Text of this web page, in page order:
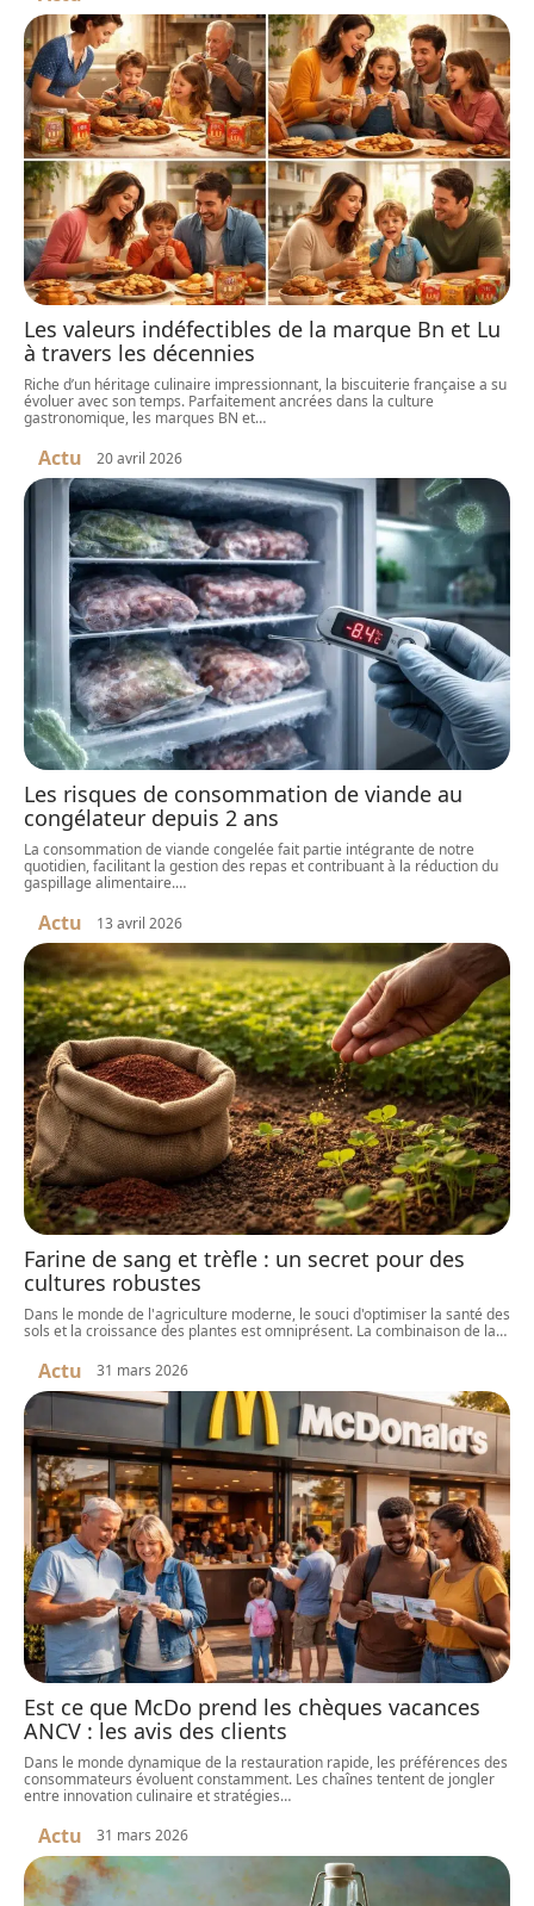
Les valeurs indéfectibles de la marque Bn et Lu
à travers les décennies
Riche d’un héritage culinaire impressionnant, la biscuiterie française a su
évoluer avec son temps. Parfaitement ancrées dans la culture
gastronomique, les marques BN et…
Actu 20 avril 2026
Les risques de consommation de viande au
congélateur depuis 2 ans
La consommation de viande congelée fait partie intégrante de notre
quotidien, facilitant la gestion des repas et contribuant à la réduction du
gaspillage alimentaire.…
Actu 13 avril 2026
Farine de sang et trèfle : un secret pour des
cultures robustes
Dans le monde de l'agriculture moderne, le souci d'optimiser la santé des
sols et la croissance des plantes est omniprésent. La combinaison de la…
Actu 31 mars 2026
Est ce que McDo prend les chèques vacances
ANCV : les avis des clients
Dans le monde dynamique de la restauration rapide, les préférences des
consommateurs évoluent constamment. Les chaînes tentent de jongler
entre innovation culinaire et stratégies…
Actu 31 mars 2026